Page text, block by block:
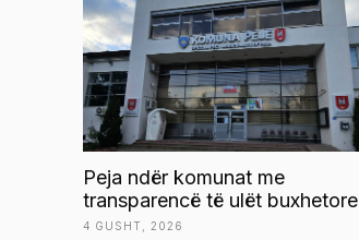
Peja ndër komunat me
transparencë të ulët buxhetore
4 GUSHT, 2026